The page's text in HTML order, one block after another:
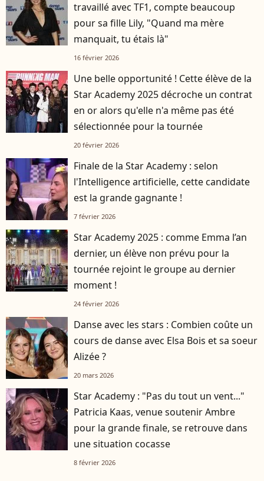
travaillé avec TF1, compte beaucoup
pour sa fille Lily, "Quand ma mère
manquait, tu étais là"
16 février 2026
Une belle opportunité ! Cette élève de la
Star Academy 2025 décroche un contrat
en or alors qu'elle n'a même pas été
sélectionnée pour la tournée
20 février 2026
Finale de la Star Academy : selon
l'Intelligence artificielle, cette candidate
est la grande gagnante !
7 février 2026
Star Academy 2025 : comme Emma l’an
dernier, un élève non prévu pour la
tournée rejoint le groupe au dernier
moment !
24 février 2026
Danse avec les stars : Combien coûte un
cours de danse avec Elsa Bois et sa soeur
Alizée ?
20 mars 2026
Star Academy : "Pas du tout un vent..."
Patricia Kaas, venue soutenir Ambre
pour la grande finale, se retrouve dans
une situation cocasse
8 février 2026